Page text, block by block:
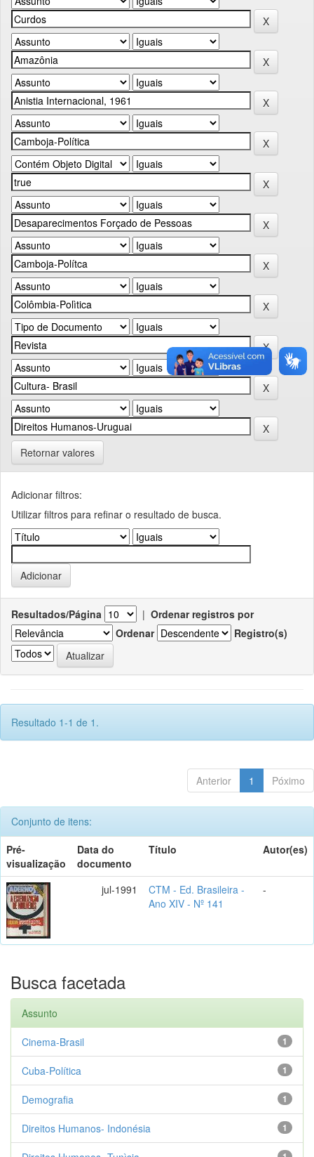
Retornar valores
Adicionar filtros:
Utilizar filtros para refinar o resultado de busca.
Resultados/Página | Ordenar registros por
Ordenar
Registro(s)
Resultado 1-1 de 1.
Anterior 1 Póximo
Conjunto de itens:
Pré-
visualização
Data do
documento
Título Autor(es)
jul-1991
CTM - Ed. Brasileira -
Ano XIV - Nº 141
-
Busca facetada
Assunto
1
Cinema-Brasil
1
Cuba-Política
1
Demografia
1
Direitos Humanos- Indonésia